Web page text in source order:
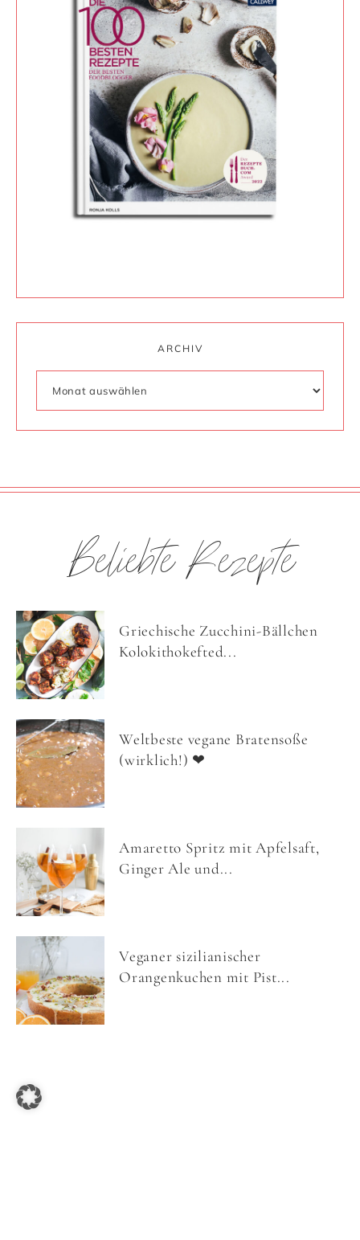
ARCHIV
Beliebte Rezepte
Griechische Zucchini-Bällchen
Kolokithokefted...
Weltbeste vegane Bratensoße
(wirklich!) ❤
Amaretto Spritz mit Apfelsaft,
Ginger Ale und...
Veganer sizilianischer
Orangenkuchen mit Pist...